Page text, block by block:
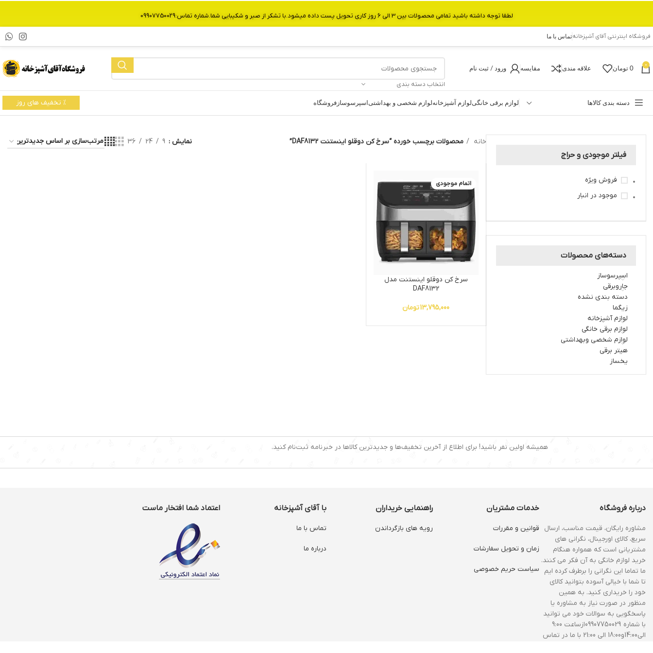
فروشگاه اینترنتی آقای آشپزخانهتماس با ما
0
0 تومان علاقه مندی مقایسه ورود / ثبت نام
انتخاب دسته بندی
دسته بندی کالاها لوازم برقی خانگیلوازم آشپزخانهلوازم شخصی و بهداشتی اسپرسوساز فروشگاه % تخفیف های روز
فیلتر موجودی و حراج
فروش ویژه
موجود در انبار
دسته‌های محصولات
اسپرسوساز
جاروبرقی
دسته بندی نشده
زیگما
لوازم آشپزخانه
لوازم برقی خانگی
لوازم شخصی وبهداشتی
هیتر برقی
یخساز
خانه محصولات برچسب خورده “سرخ کن دوقلو اینستنت DAF8132” نمایش 9
24
36
اتمام موجودی
سرخ کن دوقلو اینستنت مدل
DAF8132
13,795,000تومان
همیشه اولین نفر باشید! برای اطلاع از آخرین تخفیف‌ها و جدیدترین کالاها در خبرنامه ثبت‌نام کنید.
درباره فروشگاه
مشاوره رایگان، قیمت مناسب، ارسال
سریع، کالای اورجینال، نگرانی های
مشتریانی است که همواره هنگام
خرید لوازم خانگی به آن فکر می کنند.
ما تماما این نگرانی را برطرف کرده ایم
تا شما با خیالی آسوده بتوانید کالای
خود را خریداری کنید. به همین
منظور در صورت نیاز به مشاوره یا
پاسخگویی به سوالات خود می توانید
با شماره 09907750029ازساعت 9:00
الی14:00و18:00 الی 21:00 با ما در تماس
خدمات مشتریان
قوانین و مقررات
زمان و‌ تحویل سفارشات
سیاست حریم خصوصی
راهنمایی خریداران
رویه های بازگرداندن
با آقای آشپزخانه
تماس با ما
درباره ما
اعتماد شما افتخار ماست
لطفا توجه داشته باشید تمامی محصولات بین 3 الی 6 روز کاری تحویل پست داده میشود.با تشکر از صبر و شکیبایی شما.شماره تماس:09907750029